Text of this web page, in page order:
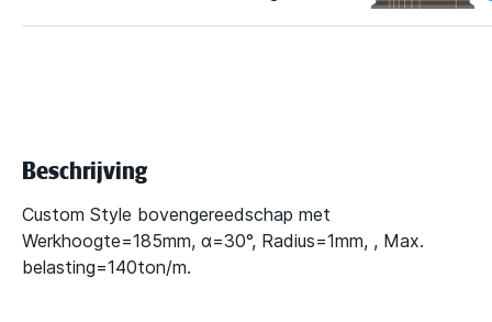
Beschrijving
Custom Style bovengereedschap met
Werkhoogte=185mm, α=30°, Radius=1mm, , Max.
belasting=140ton/m.